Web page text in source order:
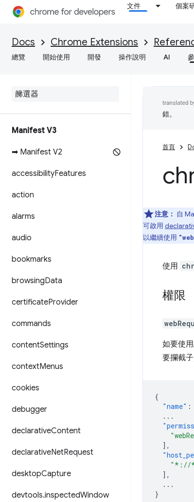
文件 個案
Docs Chrome Extensions
總覽 開始使用 開發 操作說明 AI
Manifest V3
➡ Manifest V2
accessibilityFeatures
action
alarms
audio
bookmarks
browsingData
certificateProvider
commands
contentSettings
contextMenus
cookies
debugger
declarativeContent
declarativeNetRequest
desktopCapture
devtools.inspectedWindow
錯。
首頁
注意： 自
可啟用
以繼續使用
使用
權限
如要使
要攔截
{
"name" :
...
],
"*://
],
...
}